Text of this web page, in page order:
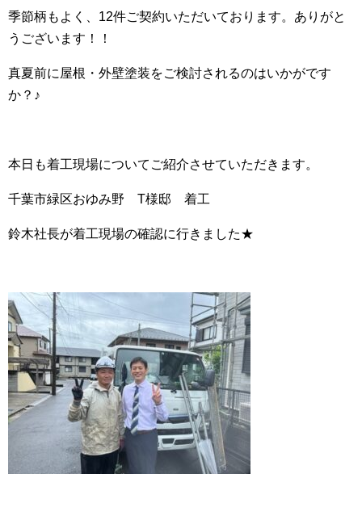
季節柄もよく、12件ご契約いただいております。ありがと
うございます！！
真夏前に屋根・外壁塗装をご検討されるのはいかがです
か？♪
本日も着工現場についてご紹介させていただきます。
千葉市緑区おゆみ野 T様邸 着工
鈴木社長が着工現場の確認に行きました★